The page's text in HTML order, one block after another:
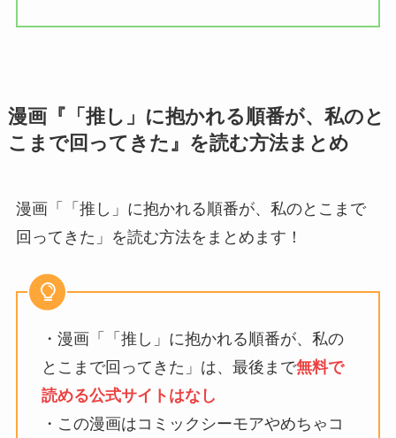
漫画『「推し」に抱かれる順番が、私のと
こまで回ってきた』を読む方法まとめ
漫画「「推し」に抱かれる順番が、私のとこまで
回ってきた」を読む方法をまとめます！
・漫画「「推し」に抱かれる順番が、私の
とこまで回ってきた」は、最後まで無料で
読める公式サイトはなし
・この漫画はコミックシーモアやめちゃコ